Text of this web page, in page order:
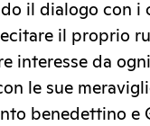
il dialogo con i
il proprio
interesse da
le sue
benedettino e